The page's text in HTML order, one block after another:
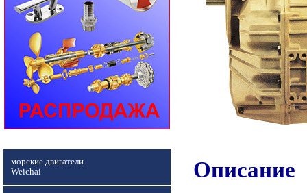
морские двигатели
Weichai
Описание